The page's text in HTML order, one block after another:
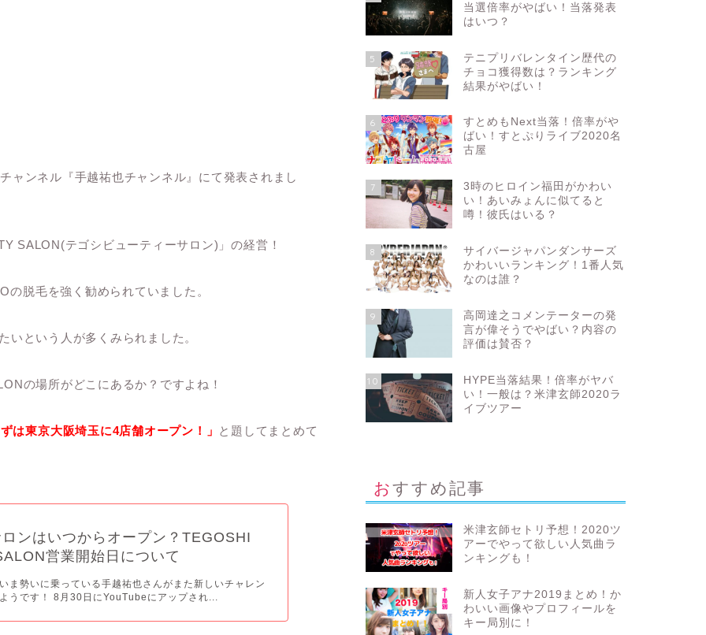
ャンネル『手越祐也チャンネル』にて発表されまし
SALON(テゴシビューティーサロン)」の経営！
脱毛を強く勧められていました。
という人が多くみられました。
の場所がどこにあるか？ですよね！
は東京大阪埼玉に4店舗オープン！」 と題してまとめて
ンはいつからオープン？TEGOSHI
営業開始日について
ま勢いに乗っている手越祐也さんがまた新しいチャレン
うです！ 8月30日にYouTubeにアップされ...
当選倍率がやばい！当落発表
はいつ？
5
テニプリバレンタイン歴代の
チョコ獲得数は？ランキング
結果がやばい！
6
すとめもNext当落！倍率がや
ばい！すとぷりライブ2020名
古屋
7
3時のヒロイン福田がかわい
い！あいみょんに似てると
噂！彼氏はいる？
8
サイバージャパンダンサーズ
かわいいランキング！1番人気
なのは誰？
9
高岡達之コメンテーターの発
言が偉そうでやばい？内容の
評価は賛否？
10
HYPE当落結果！倍率がヤバ
い！一般は？米津玄師2020ラ
イブツアー
おすすめ記事
米津玄師セトリ予想！2020ツ
アーでやって欲しい人気曲ラ
ンキングも！
新人女子アナ2019まとめ！か
わいい画像やプロフィールを
キー局別に！